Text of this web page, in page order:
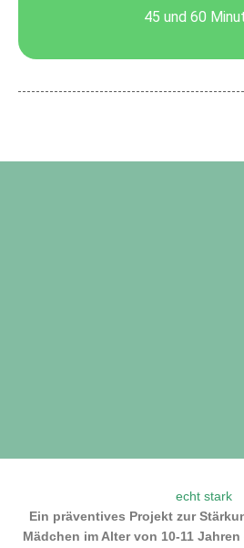
45 und 60
echt stark
Ein präventives Projekt zur
Mädchen im Alter von 10-11